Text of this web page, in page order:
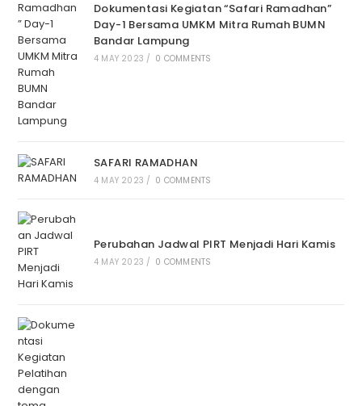
Dokumentasi Kegiatan “Safari Ramadhan”
Day-1 Bersama UMKM Mitra Rumah BUMN
Bandar Lampung
4 MAY 2023 / 0 COMMENTS
SAFARI RAMADHAN
4 MAY 2023 / 0 COMMENTS
Perubahan Jadwal PIRT Menjadi Hari Kamis
4 MAY 2023 / 0 COMMENTS